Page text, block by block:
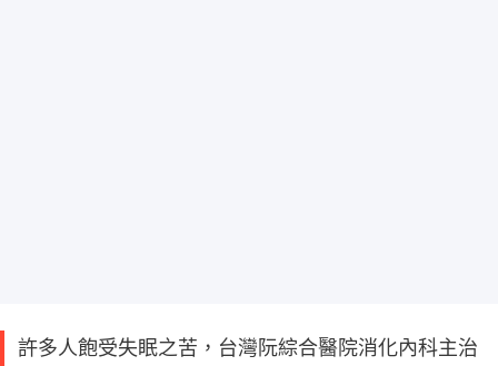
許多人飽受失眠之苦，台灣阮綜合醫院消化內科主治